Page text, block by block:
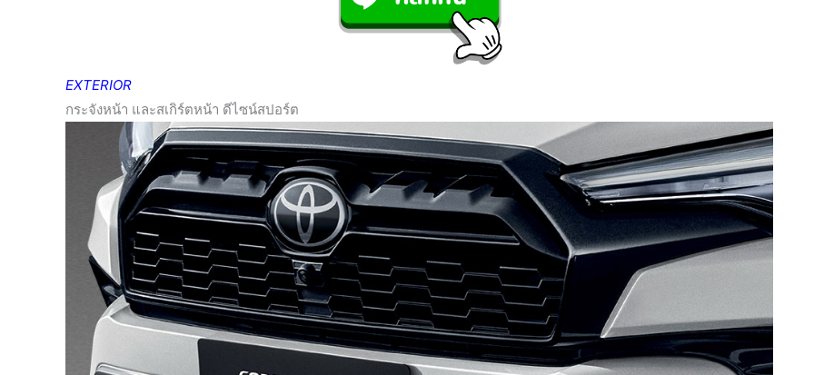
EXTERIOR
กระจังหน้า และสเกิร์ตหน้า ดีไซน์สปอร์ต